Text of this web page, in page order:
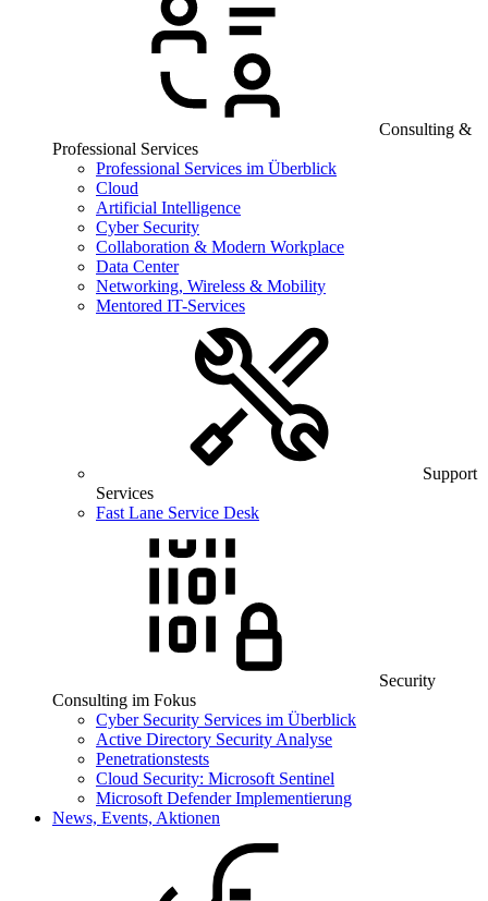
Consulting &
Professional Services
Professional Services im Überblick
Cloud
Artificial Intelligence
Cyber Security
Collaboration & Modern Workplace
Data Center
Networking, Wireless & Mobility
Mentored IT-Services
Support
Services
Fast Lane Service Desk
Security
Consulting im Fokus
Cyber Security Services im Überblick
Active Directory Security Analyse
Penetrationstests
Cloud Security: Microsoft Sentinel
Microsoft Defender Implementierung
News, Events, Aktionen